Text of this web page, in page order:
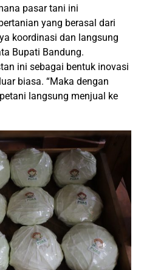
pasar tani ini
yang berasal dari
koordinasi dan langsung
Bupati Bandung.
ini sebagai bentuk inovasi
biasa. “Maka dengan
langsung menjual ke